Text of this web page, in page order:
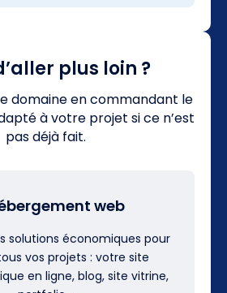
plus loin ?
domaine en commandant le
à votre projet si ce n’est
pas déjà fait.
web
solutions économiques pour
vos projets : votre site
en ligne, blog, site vitrine,